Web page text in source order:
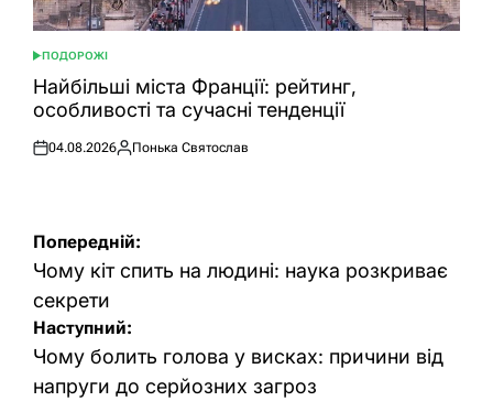
ОПУБЛІКУВАТИ
У
ПОДОРОЖІ
Найбільші міста Франції: рейтинг,
особливості та сучасні тенденції
Оприлюднено
04.08.2026
Опубліковано
Понька Святослав
Навігація
записів
Попередній:
Чому кіт спить на людині: наука розкриває
секрети
Наступний:
Чому болить голова у висках: причини від
напруги до серйозних загроз